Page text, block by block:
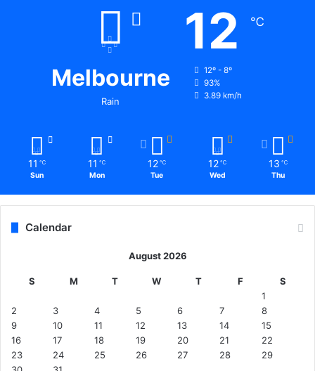
Melbourne
Rain
12 ℃
12º - 8º
93%
3.89 km/h
11 ℃
Sun
11 ℃
Mon
12 ℃
Tue
12 ℃
Wed
13 ℃
Thu
Calendar
August 2026
S M T W T F
S
1
2
3 4 5 6 7
8
9
10 11 12 13 14
15
16
17 18 19 20 21
22
23
24 25 26 27 28
29